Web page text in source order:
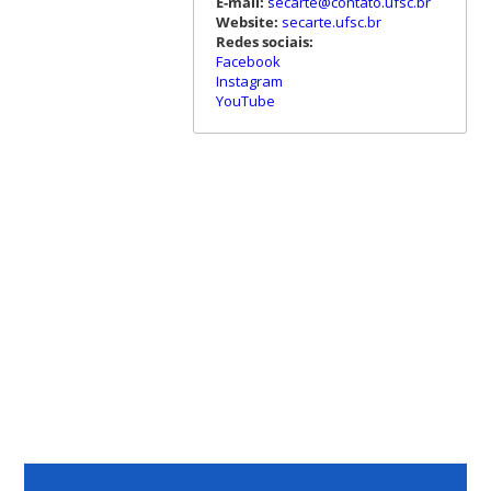
Website: secarte.ufsc.br
Redes sociais:
Facebook
Instagram
YouTube